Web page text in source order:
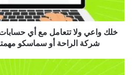
خلك واعي ولا تتعامل مع أي
شركة الراحة أو سماسكو